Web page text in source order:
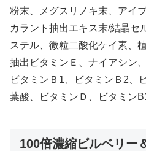
粉末、メグスリノキ末、アイ
カラント抽出エキス末/結晶セ
ステル、微粒二酸化ケイ素、
抽出ビタミンＥ、ナイアシン
ビタミンＢ1、ビタミンＢ2、
葉酸、ビタミンＤ、ビタミン
100倍濃縮ビルベリー